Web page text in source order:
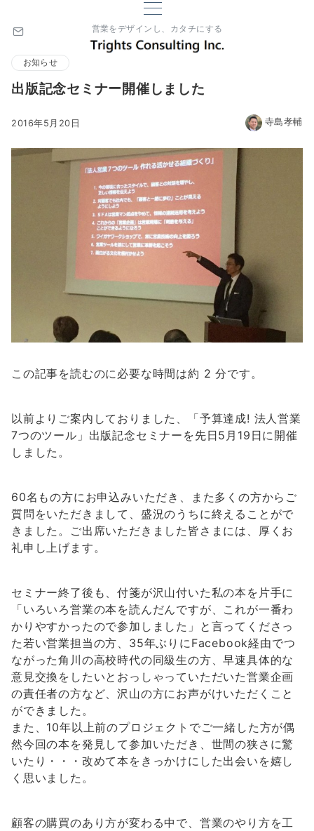
営業をデザインし、カタチにする
お知らせ
出版記念セミナー開催しました
2016年5月20日 寺島孝輔
この記事を読むのに必要な時間は約 2 分です。
以前よりご案内しておりました、「予算達成! 法人営業
7つのツール」出版記念セミナーを先日5月19日に開催
しました。
60名もの方にお申込みいただき、また多くの方からご
質問をいただきまして、盛況のうちに終えることがで
きました。ご出席いただきました皆さまには、厚くお
礼申し上げます。
セミナー終了後も、付箋が沢山付いた私の本を片手に
「いろいろ営業の本を読んだんですが、これが一番わ
かりやすかったので参加しました」と言ってくださっ
た若い営業担当の方、35年ぶりにFacebook経由でつ
ながった角川の高校時代の同級生の方、早速具体的な
意見交換をしたいとおっしゃっていただいた営業企画
の責任者の方など、沢山の方にお声がけいただくこと
ができました。
また、10年以上前のプロジェクトでご一緒した方が偶
然今回の本を発見して参加いただき、世間の狭さに驚
いたり・・・改めて本をきっかけにした出会いを嬉し
く思いました。
顧客の購買のあり方が変わる中で、営業のやり方を工